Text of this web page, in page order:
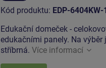
Kód produktu: EDP-6404KW-
Edukační domeček -
edukačními panely. Na
stříbrná. Více informací